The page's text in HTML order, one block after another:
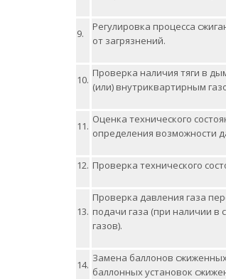
9.
Регулировка процесса
от загрязнений.
10.
Проверка наличия тяги в
(или) внутриквартирным
11.
Оценка технического
определения возможности
12. Проверка технического
13.
Проверка давления газа
подачи газа (при наличии
газов).
14.
Замена баллонов
баллонных установок